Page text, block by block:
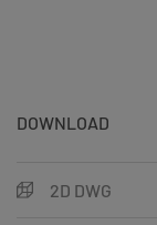
DOWNLOAD
2D DWG